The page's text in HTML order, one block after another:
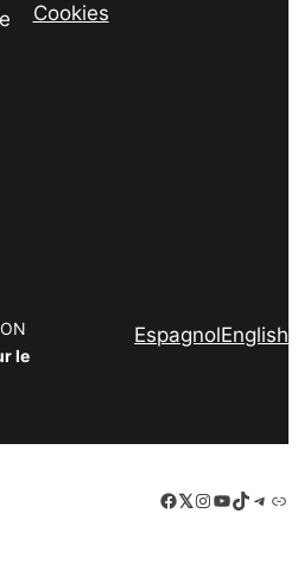
Cookies
le
EspagnolEnglish
Facebook
LinkedIn
Instagram
YouTube
TikTok